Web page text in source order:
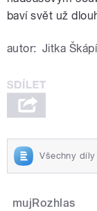
baví svět už
autor: Jitka
Všechny díly
mujRozhlas